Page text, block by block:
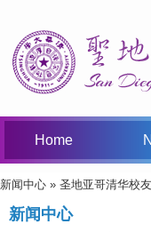
Home
You Are Here
新闻中心 » 圣地亚哥清华校
新闻中心